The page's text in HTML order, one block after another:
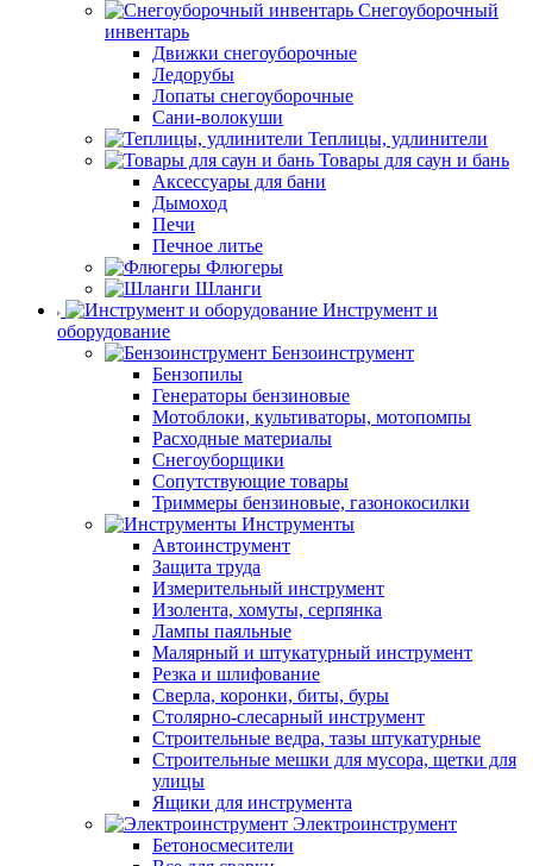
Снегоуборочный
инвентарь
Движки снегоуборочные
Ледорубы
Лопаты снегоуборочные
Сани-волокуши
Теплицы, удлинители
Товары для саун и бань
Аксессуары для бани
Дымоход
Печи
Печное литье
Флюгеры
Шланги
Инструмент и
оборудование
Бензоинструмент
Бензопилы
Генераторы бензиновые
Мотоблоки, культиваторы, мотопомпы
Расходные материалы
Снегоуборщики
Сопутствующие товары
Триммеры бензиновые, газонокосилки
Инструменты
Автоинструмент
Защита труда
Измерительный инструмент
Изолента, хомуты, серпянка
Лампы паяльные
Малярный и штукатурный инструмент
Резка и шлифование
Сверла, коронки, биты, буры
Столярно-слесарный инструмент
Строительные ведра, тазы штукатурные
Строительные мешки для мусора, щетки для
улицы
Ящики для инструмента
Электроинструмент
Бетоносмесители